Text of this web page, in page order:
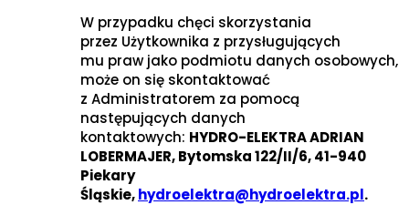
W przypadku chęci skorzystania
przez Użytkownika z przysługujących
mu praw jako podmiotu danych osobowych,
może on się skontaktować
z Administratorem za pomocą
następujących danych
kontaktowych: HYDRO-ELEKTRA ADRIAN
LOBERMAJER, Bytomska 122/II/6, 41-940
Piekary
Śląskie,hydroelektra@hydroelektra.pl.